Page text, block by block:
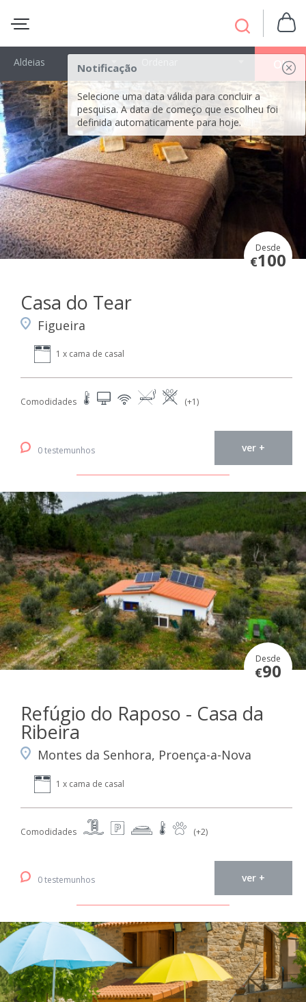
Notificação
Selecione uma data válida para concluir a
pesquisa. A data de começo que escolheu foi
definida automaticamente para hoje.
OK
Aldeias
Desde
€100
Casa do Tear
Figueira
1 x cama de casal
Comodidades (+1)
0 testemunhos ver +
Desde
€90
Refúgio do Raposo - Casa da
Ribeira
Montes da Senhora, Proença-a-Nova
1 x cama de casal
Comodidades (+2)
0 testemunhos ver +